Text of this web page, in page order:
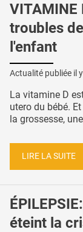
VITAMINE
troubles
l'enfant
Actualité publiée il
La vitamine D
utero du bébé.
la grossesse,
LIRE LA SUITE
éteint la